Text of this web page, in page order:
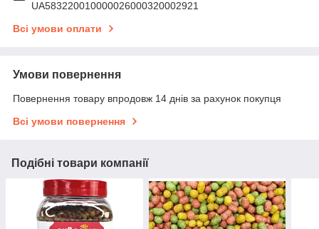
UA583220010000026000320002921
Всі умови оплати
Умови повернення
Повернення товару впродовж 14 днів за рахунок покупця
Всі умови повернення
Подібні товари компанії